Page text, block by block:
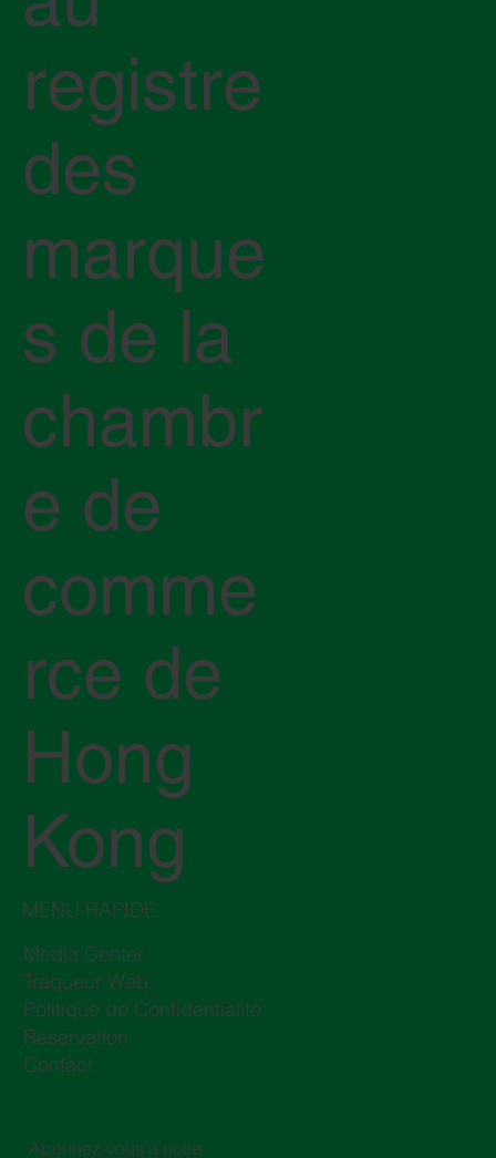
registre
des
marque
s de la
chambr
e de
comme
rce de
Hong
Kong
MENU RAPIDE
Media Center
Traqueur Web
Politique de Confidentialité
Réservation
Contact
Abonnez-vous à notre